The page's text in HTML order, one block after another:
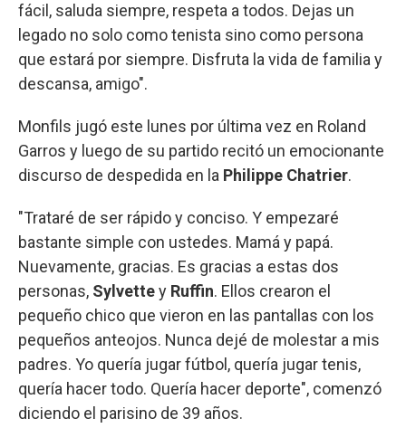
fácil, saluda siempre, respeta a todos. Dejas un
legado no solo como tenista sino como persona
que estará por siempre. Disfruta la vida de familia y
descansa, amigo".
Monfils jugó este lunes por última vez en Roland
Garros y luego de su partido recitó un emocionante
discurso de despedida en la Philippe Chatrier.
"Trataré de ser rápido y conciso. Y empezaré
bastante simple con ustedes. Mamá y papá.
Nuevamente, gracias. Es gracias a estas dos
personas, Sylvettey Ruffin. Ellos crearon el
pequeño chico que vieron en las pantallas con los
pequeños anteojos. Nunca dejé de molestar a mis
padres. Yo quería jugar fútbol, quería jugar tenis,
quería hacer todo. Quería hacer deporte", comenzó
diciendo el parisino de 39 años.